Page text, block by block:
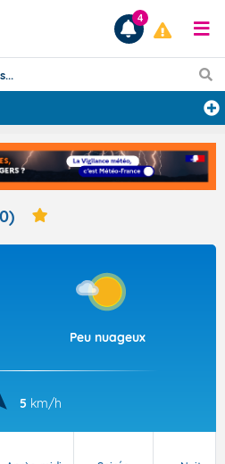
RÉSULTATS
Articles
4
Peu nuageux
5 km/h